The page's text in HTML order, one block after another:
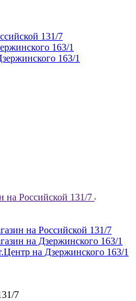
131/7
163/1
163/1
на Российской 131/7
на Российской 131/7
на Дзержинского 163/1
на Дзержинского 163/1
7